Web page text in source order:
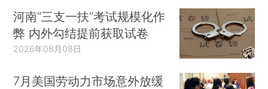
河南“三支一扶”考试规模化作
弊 内外勾结提前获取试卷
2026年08月08日
7月美国劳动力市场意外放缓